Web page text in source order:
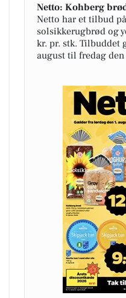
Netto: Kohberg
Netto har et tilbud
solsikkerugbrød og
kr. pr. stk. Tilbuddet
august til fredag den